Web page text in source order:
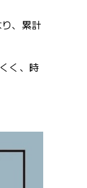
、累計
く、時